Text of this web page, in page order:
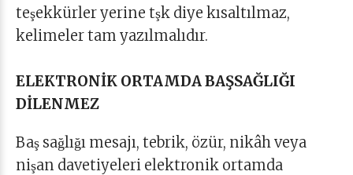
teşekkürler yerine tşk diye kısaltılmaz,
kelimeler tam yazılmalıdır.
ELEKTRONİK ORTAMDA BAŞSAĞLIĞI
DİLENMEZ
Baş sağlığı mesajı, tebrik, özür, nikâh veya
nişan davetiyeleri elektronik ortamda